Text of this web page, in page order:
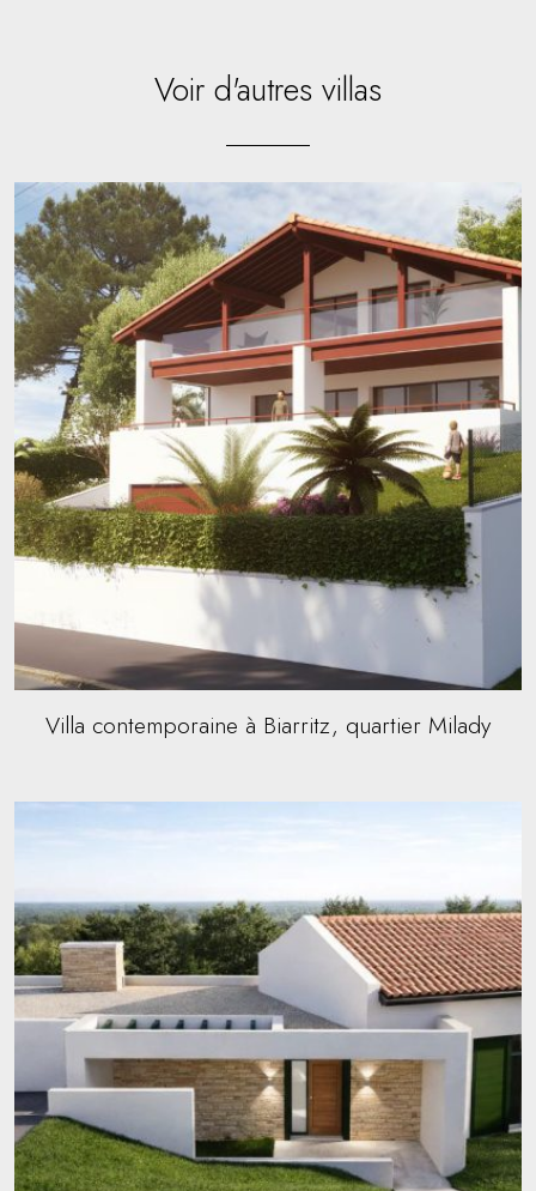
Voir d'autres villas
Villa contemporaine à Biarritz, quartier Milady